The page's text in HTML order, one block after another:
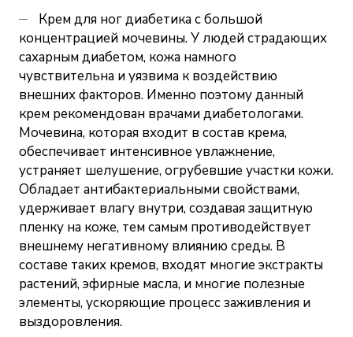
Крем для ног диабетика с большой
концентрацией мочевины. У людей страдающих
сахарным диабетом, кожа намного
чувствительна и уязвима к воздействию
внешних факторов. Именно поэтому данный
крем рекомендован врачами диабетологами.
Мочевина, которая входит в состав крема,
обеспечивает интенсивное увлажнение,
устраняет шелушение, огрубевшие участки кожи.
Обладает антибактериальными свойствами,
удерживает влагу внутри, создавая защитную
пленку на коже, тем самым противодействует
внешнему негативному влиянию среды. В
составе таких кремов, входят многие экстракты
растений, эфирные масла, и многие полезные
элементы, ускоряющие процесс заживления и
выздоровления.